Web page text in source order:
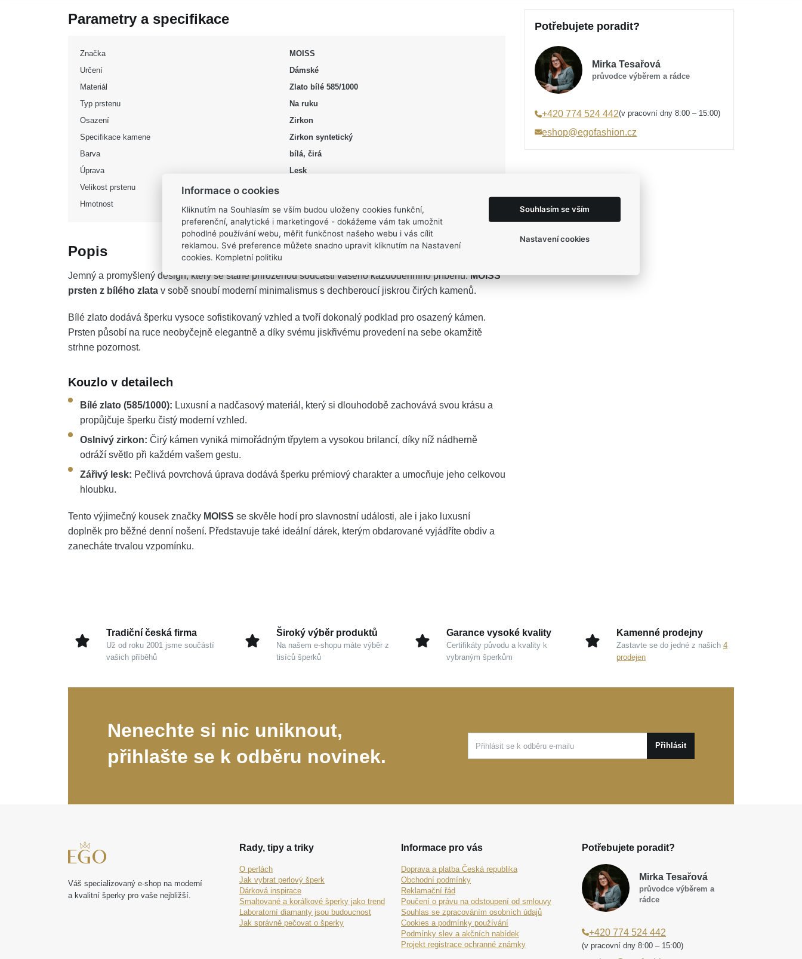
Parametry a specifikace
Značka
MOISS
Určení
Dámské
Materiál
Zlato bílé 585/1000
Typ prstenu
Na ruku
Osazení
Zirkon
Specifikace kamene
Zirkon syntetický
Barva
bílá, čirá
Úprava
Lesk
Velikost prstenu
Hmotnost
1,6 g
Popis
Jemný a promyšlený design, který se stane přirozenou součástí vašeho každodenního příběhu.MOISS
prsten z bílého zlata v sobě snoubí moderní minimalismus s dechberoucí jiskrou čirých kamenů.
Bílé zlato dodává šperku vysoce sofistikovaný vzhled a tvoří dokonalý podklad pro osazený kámen.
Prsten působí na ruce neobyčejně elegantně a díky svému jiskřivému provedení na sebe okamžitě
strhne pozornost.
Kouzlo v detailech
Bílé zlato (585/1000): Luxusní a nadčasový materiál, který si dlouhodobě zachovává svou krásu a
propůjčuje šperku čistý moderní vzhled.
Oslnivý zirkon: Čirý kámen vyniká mimořádným třpytem a vysokou brilancí, díky níž nádherně
odráží světlo při každém vašem gestu.
Zářivý lesk: Pečlivá povrchová úprava dodává šperku prémiový charakter a umocňuje jeho celkovou
hloubku.
Tento výjimečný kousek značky MOISS se skvěle hodí pro slavnostní události, ale i jako luxusní
doplněk pro běžné denní nošení. Představuje také ideální dárek, kterým obdarované vyjádříte obdiv a
zanecháte trvalou vzpomínku.
Potřebujete poradit?
Mirka Tesařová
průvodce výběrem a rádce
+420 774 524 442(v pracovní dny 8:00 – 15:00)
eshop@egofashion.cz
Tradiční česká firma
Už od roku 2001 jsme součástí
vašich příběhů
Široký výběr produktů
Na našem e-shopu máte výběr z
tisíců šperků
Garance vysoké kvality
Certifikáty původu a kvality k
vybraným šperkům
Kamenné prodejny
Zastavte se do jedné z našich 4
prodejen
Nenechte si nic uniknout,
přihlašte se k odběru novinek.
Přihlásit
Váš specializovaný e-shop na moderní
a kvalitní šperky pro vaše nejbližší.
Rady, tipy a triky
O perlách
Jak vybrat perlový šperk
Dárková inspirace
Smaltované a korálkové šperky jako trend
Laboratorní diamanty jsou budoucnost
Jak správně pečovat o šperky
Informace pro vás
Doprava a platba Česká republika
Obchodní podmínky
Reklamační řád
Poučení o právu na odstoupení od smlouvy
Souhlas se zpracováním osobních údajů
Cookies a podmínky používání
Podmínky slev a akčních nabídek
Projekt registrace ochranné známky
Potřebujete poradit?
Mirka Tesařová
průvodce výběrem a
rádce
+420 774 524 442
(v pracovní dny 8:00 – 15:00)
Informace o cookies
Kliknutím na Souhlasím se vším budou uloženy cookies funkční,
preferenční, analytické i marketingové - dokážeme vám tak umožnit
pohodlné používání webu, měřit funkčnost našeho webu i vás cílit
reklamou. Své preference můžete snadno upravit kliknutím na Nastavení
cookies. Kompletní politiku
Souhlasím se vším
Nastavení cookies